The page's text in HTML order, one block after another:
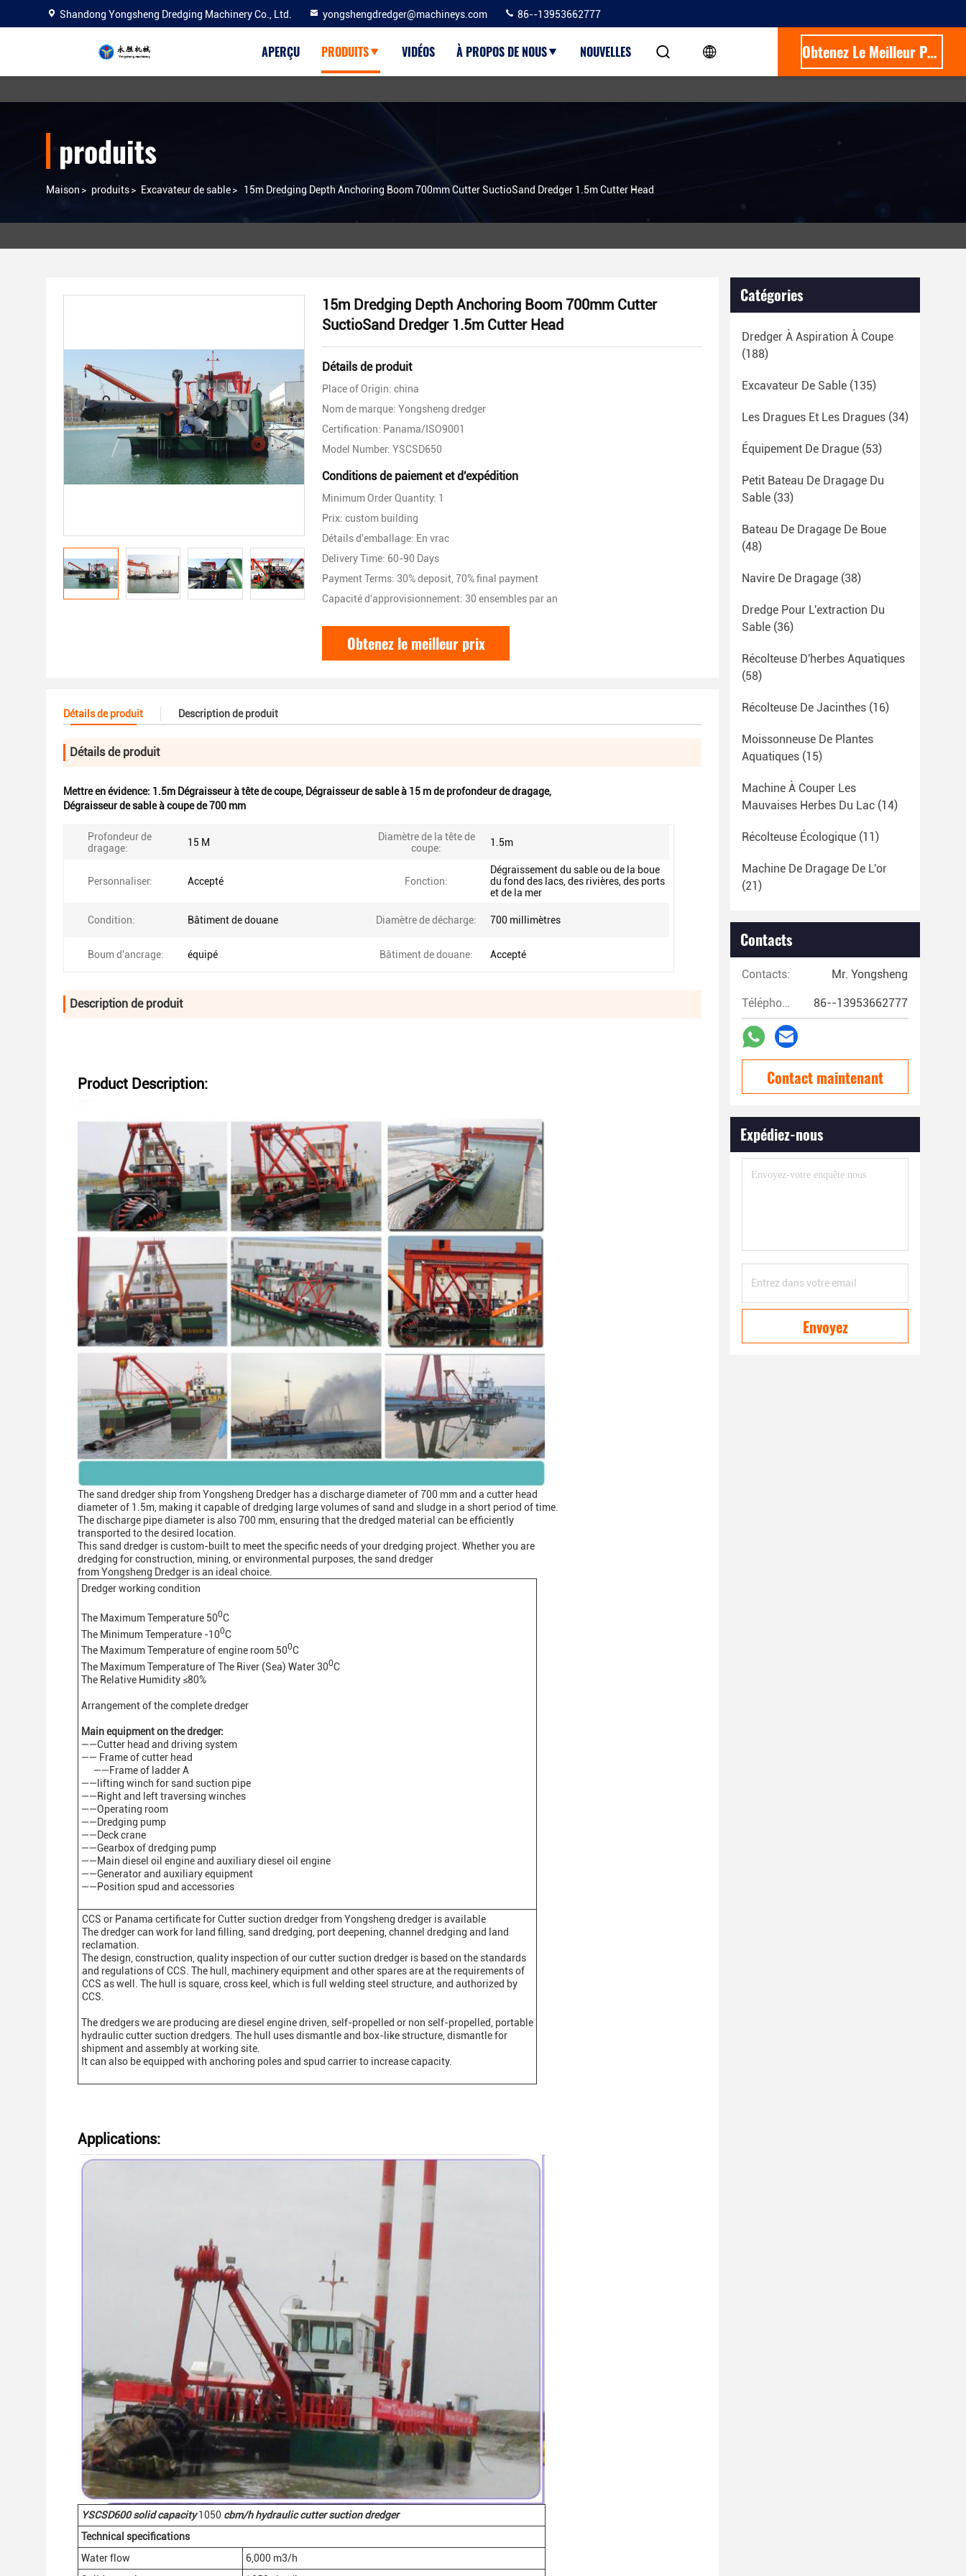
Shandong Yongsheng Dredging Machinery Co., Ltd. yongshengdredger@machineys.com 86--13953662777
APERÇU PRODUITS VIDÉOS À PROPOS DE NOUS NOUVELLES Obtenez Le Meilleur Prix
produits
Maison > produits> Excavateur de sable> 15m Dredging Depth Anchoring Boom 700mm Cutter SuctioSand Dredger 1.5m Cutter Head
15m Dredging Depth Anchoring Boom 700mm Cutter
SuctioSand Dredger 1.5m Cutter Head
Détails de produit
Place of Origin: china
Nom de marque: Yongsheng dredger
Certification: Panama/ISO9001
Model Number: YSCSD650
Conditions de paiement et d'expédition
Minimum Order Quantity: 1
Prix: custom building
Détails d'emballage: En vrac
Delivery Time: 60-90 Days
Payment Terms: 30% deposit, 70% final payment
Capacité d'approvisionnement: 30 ensembles par an
Obtenez le meilleur prix
Détails de produit Description de produit
Détails de produit
Mettre en évidence: 1.5m Dégraisseur à tête de coupe, Dégraisseur de sable à 15 m de profondeur de dragage,
Dégraisseur de sable à coupe de 700 mm
Profondeur de
dragage:
15 M
Diamètre de la tête de
coupe:
1.5m
Personnaliser: Accepté Fonction:
Dégraissement du sable ou de la boue
du fond des lacs, des rivières, des ports
et de la mer
Condition: Bâtiment de douane Diamètre de décharge: 700 millimètres
Boum d'ancrage: équipé Bâtiment de douane: Accepté
Description de produit
Product Description:
The sand dredger ship from Yongsheng Dredger has a discharge diameter of 700 mm and a cutter head
diameter of 1.5m, making it capable of dredging large volumes of sand and sludge in a short period of time.
The discharge pipe diameter is also 700 mm, ensuring that the dredged material can be efficiently
transported to the desired location.
This sand dredger is custom-built to meet the specific needs of your dredging project. Whether you are
dredging for construction, mining, or environmental purposes, the sand dredger
from Yongsheng Dredger is an ideal choice.
Dredger working condition
The Maximum Temperature 500C
The Minimum Temperature -100C
The Maximum Temperature of engine room 500C
The Maximum Temperature of The River (Sea) Water 300C
The Relative Humidity ≤80%
Arrangement of the complete dredger
Mainequipmenton the dredger:
——Cutter head and driving system
—— Frame of cutter head
——Frame of ladder A
——lifting winch for sand suction pipe
——Right and left traversing winches
——Operating room
——Dredging pump
——Deck crane
——Gearbox of dredging pump
——Main diesel oil engine and auxiliary diesel oil engine
——Generator and auxiliary equipment
——Position spud and accessories
CCS or Panama certificate for Cutter suction dredger from Yongsheng dredger is available
The dredger can work for land filling, sand dredging, port deepening, channel dredging and land
reclamation.
The design, construction, quality inspection of our cutter suction dredger is based on the standards
and regulations of CCS. The hull, machinery equipment and other spares are at the requirements of
CCS as well. The hull is square, cross keel, which is full welding steel structure, and authorized by
CCS.
The dredgers we are producing are diesel engine driven, self-propelled or non self-propelled, portable
hydraulic cutter suction dredgers. The hull uses dismantle and box-like structure, dismantle for
shipment and assembly at working site.
It can also be equipped with anchoring poles and spud carrier to increase capacity.
Applications:
YSCSD600 solidcapacity1050 cbm/hhydrauliccutter suction dredger
Technical specifications
Water flow
6,000 m3/h
Catégories
Dredger À Aspiration À Coupe
(188)
Excavateur De Sable (135)
Les Dragues Et Les Dragues (34)
Équipement De Drague (53)
Petit Bateau De Dragage Du
Sable (33)
Bateau De Dragage De Boue
(48)
Navire De Dragage (38)
Dredge Pour L'extraction Du
Sable (36)
Récolteuse D'herbes Aquatiques
(58)
Récolteuse De Jacinthes (16)
Moissonneuse De Plantes
Aquatiques (15)
Machine À Couper Les
Mauvaises Herbes Du Lac (14)
Récolteuse Écologique (11)
Machine De Dragage De L'or
(21)
Contacts
Contacts: Mr. Yongsheng
Téléphone: 86--13953662777
Contact maintenant
Expédiez-nous
Envoyez